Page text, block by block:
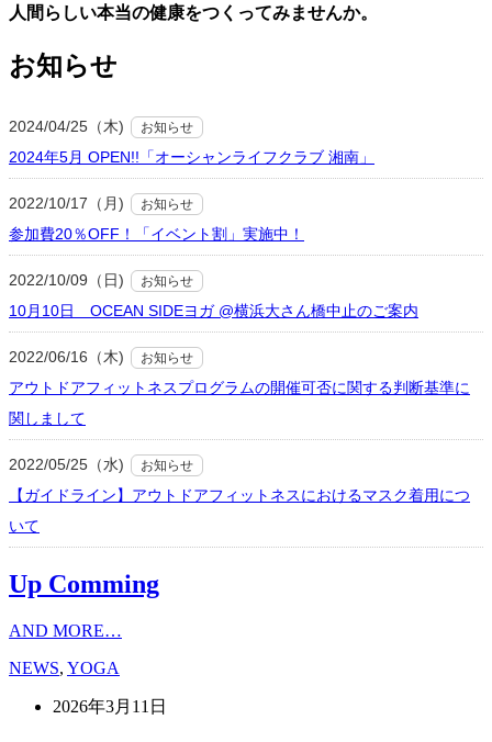
⼈間らしい本当の健康をつくってみませんか。
お知らせ
2024/04/25（木) お知らせ
2024年5月 OPEN!!「オーシャンライフクラブ 湘南」
2022/10/17（月) お知らせ
参加費20％OFF！「イベント割」実施中！
2022/10/09（日) お知らせ
10月10日 OCEAN SIDEヨガ @横浜大さん橋中止のご案内
2022/06/16（木) お知らせ
アウトドアフィットネスプログラムの開催可否に関する判断基準に
関しまして
2022/05/25（水) お知らせ
【ガイドライン】アウトドアフィットネスにおけるマスク着用につ
いて
Up Comming
AND MORE…
NEWS, YOGA
2026年3月11日